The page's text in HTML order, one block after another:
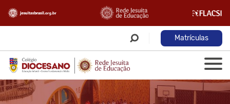
Matrículas